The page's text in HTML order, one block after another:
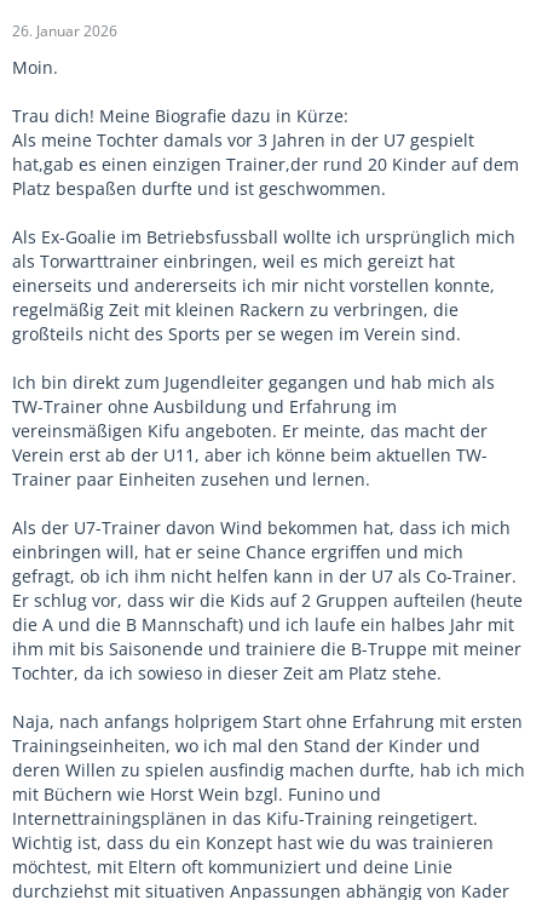
26. Januar 2026
Moin.
Trau dich! Meine Biografie dazu in Kürze:
Als meine Tochter damals vor 3 Jahren in der U7 gespielt
hat,gab es einen einzigen Trainer,der rund 20 Kinder auf dem
Platz bespaßen durfte und ist geschwommen.
Als Ex-Goalie im Betriebsfussball wollte ich ursprünglich mich
als Torwarttrainer einbringen, weil es mich gereizt hat
einerseits und andererseits ich mir nicht vorstellen konnte,
regelmäßig Zeit mit kleinen Rackern zu verbringen, die
großteils nicht des Sports per se wegen im Verein sind.
Ich bin direkt zum Jugendleiter gegangen und hab mich als
TW-Trainer ohne Ausbildung und Erfahrung im
vereinsmäßigen Kifu angeboten. Er meinte, das macht der
Verein erst ab der U11, aber ich könne beim aktuellen TW-
Trainer paar Einheiten zusehen und lernen.
Als der U7-Trainer davon Wind bekommen hat, dass ich mich
einbringen will, hat er seine Chance ergriffen und mich
gefragt, ob ich ihm nicht helfen kann in der U7 als Co-Trainer.
Er schlug vor, dass wir die Kids auf 2 Gruppen aufteilen (heute
die A und die B Mannschaft) und ich laufe ein halbes Jahr mit
ihm mit bis Saisonende und trainiere die B-Truppe mit meiner
Tochter, da ich sowieso in dieser Zeit am Platz stehe.
Naja, nach anfangs holprigem Start ohne Erfahrung mit ersten
Trainingseinheiten, wo ich mal den Stand der Kinder und
deren Willen zu spielen ausfindig machen durfte, hab ich mich
mit Büchern wie Horst Wein bzgl. Funino und
Internettrainingsplänen in das Kifu-Training reingetigert.
Wichtig ist, dass du ein Konzept hast wie du was trainieren
möchtest, mit Eltern oft kommuniziert und deine Linie
durchziehst mit situativen Anpassungen abhängig von Kader